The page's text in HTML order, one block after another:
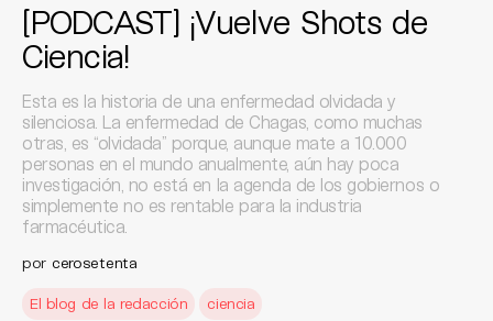
[PODCAST] ¡Vuelve Shots de
Ciencia!
Esta es la historia de una enfermedad olvidada y
silenciosa. La enfermedad de Chagas, como muchas
otras, es “olvidada” porque, aunque mate a 10.000
personas en el mundo anualmente, aún hay poca
investigación, no está en la agenda de los gobiernos o
simplemente no es rentable para la industria
farmacéutica.
por cerosetenta
El blog de la redacción ciencia